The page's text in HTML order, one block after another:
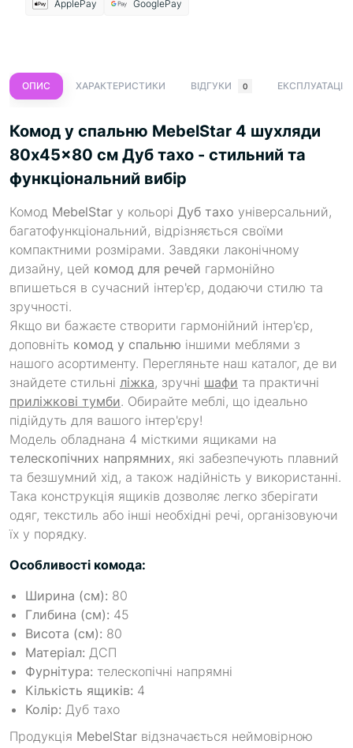
ApplePay GooglePay
ОПИС ХАРАКТЕРИСТИКИ ВІДГУКИ 0 ЕКСПЛУАТАЦІЯ
Комод у спальню MebelStar 4 шухляди
80x45x80 см Дуб тахо - стильний та
функціональний вибір
Комод MebelStar у кольорі Дуб тахо універсальний,
багатофункціональний, відрізняється своїми
компактними розмірами. Завдяки лаконічному
дизайну, цей комод для речей гармонійно
впишеться в сучасний інтер'єр, додаючи стилю та
зручності.
Якщо ви бажаєте створити гармонійний інтер'єр,
доповніть комод у спальню іншими меблями з
нашого асортименту. Перегляньте наш каталог, де ви
знайдете стильні ліжка, зручні шафи та практичні
приліжкові тумби. Обирайте меблі, що ідеально
підійдуть для вашого інтер'єру!
Модель обладнана 4 місткими ящиками на
телескопічних напрямних, які забезпечують плавний
та безшумний хід, а також надійність у використанні.
Така конструкція ящиків дозволяє легко зберігати
одяг, текстиль або інші необхідні речі, організовуючи
їх у порядку.
Особливості комода:
Ширина (см): 80
Глибина (см): 45
Висота (см): 80
Матеріал: ДСП
Фурнітура: телескопічні напрямні
Кількість ящиків: 4
Колір: Дуб тахо
Продукція MebelStar відзначається неймовірною